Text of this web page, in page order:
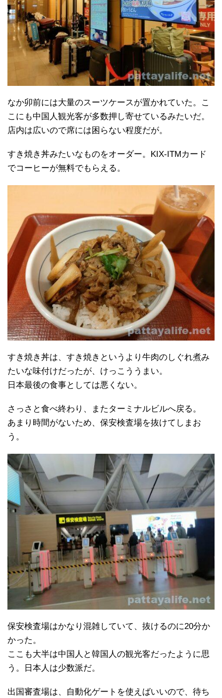
なか卯前には大量のスーツケースが置かれていた。こ
こにも中国人観光客が多数押し寄せているみたいだ。
店内は広いので席には困らない程度だが。
すき焼き丼みたいなものをオーダー。KIX-ITMカード
でコーヒーが無料でもらえる。
すき焼き丼は、すき焼きというより牛肉のしぐれ煮み
たいな味付けだったが、けっこううまい。
日本最後の食事としては悪くない。
さっさと食べ終わり、またターミナルビルへ戻る。
あまり時間がないため、保安検査場を抜けてしまお
う。
保安検査場はかなり混雑していて、抜けるのに20分か
かった。
ここも大半は中国人と韓国人の観光客だったように思
う。日本人は少数派だ。
出国審査場は、自動化ゲートを使えばいいので、待ち